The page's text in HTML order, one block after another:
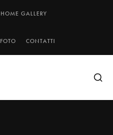
HOME GALLERY
CONTATTI